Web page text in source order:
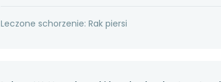
Leczone schorzenie: Rak piersi